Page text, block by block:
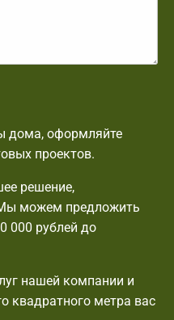
дома, оформляйте
проектов.
решение,
можем предложить
000 рублей до
нашей компании и
квадратного метра вас